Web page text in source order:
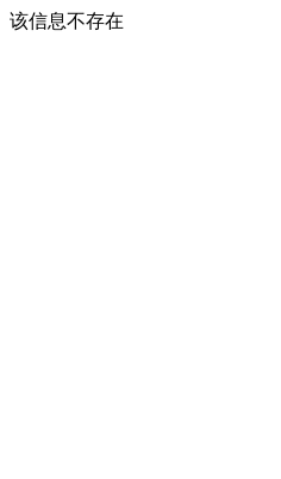
该信息不存在